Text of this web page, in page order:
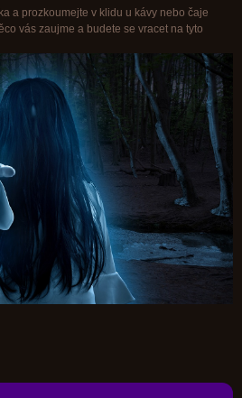
a prozkoumejte v klidu u kávy nebo čaje
vás zaujme a budete se vracet na tyto